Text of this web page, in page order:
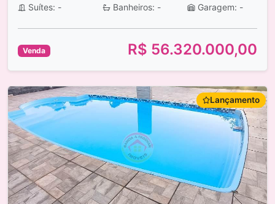
Suítes: - Banheiros: - Garagem: -
Venda R$ 56.320.000,00
Lançamento